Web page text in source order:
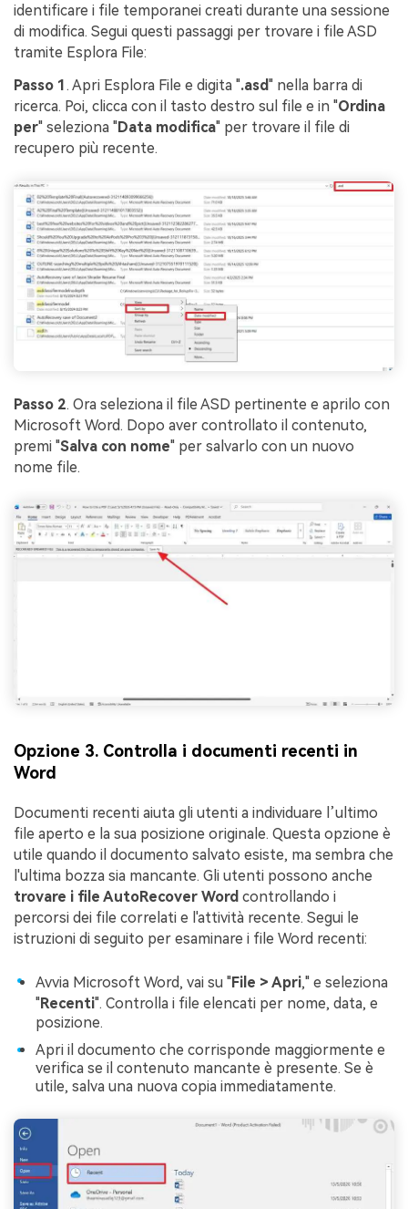
identificare i file temporanei creati durante una sessione
di modifica. Segui questi passaggi per trovare i file ASD
tramite Esplora File:
Passo 1 . Apri Esplora File e digita ".asd" nella barra di
ricerca. Poi, clicca con il tasto destro sul file e in "Ordina
per" seleziona "Data modifica" per trovare il file di
recupero più recente.
Passo 2. Ora seleziona il file ASD pertinente e aprilo con
Microsoft Word. Dopo aver controllato il contenuto,
premi "Salva con nome" per salvarlo con un nuovo
nome file.
Opzione 3. Controlla i documenti recenti in
Word
Documenti recenti aiuta gli utenti a individuare l’ultimo
file aperto e la sua posizione originale. Questa opzione è
utile quando il documento salvato esiste, ma sembra che
l'ultima bozza sia mancante. Gli utenti possono anche
trovare i file AutoRecover Word controllando i
percorsi dei file correlati e l'attività recente. Segui le
istruzioni di seguito per esaminare i file Word recenti:
Avvia Microsoft Word, vai su "File > Apri," e seleziona
"Recenti". Controlla i file elencati per nome, data, e
posizione.
Apri il documento che corrisponde maggiormente e
verifica se il contenuto mancante è presente. Se è
utile, salva una nuova copia immediatamente.